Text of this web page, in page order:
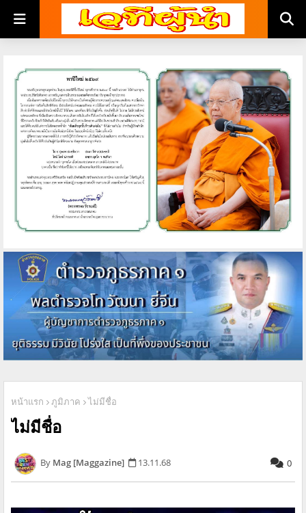
หน้าแรก ภูมิภาค ไม่มีชื่อ
ไม่มีชื่อ
Mag [Maggazine] 13.11.68 0